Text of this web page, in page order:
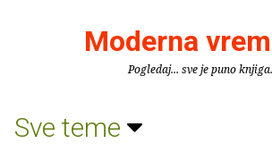
Moderna
Pogledaj... sve je puno knjiga.
Sve teme